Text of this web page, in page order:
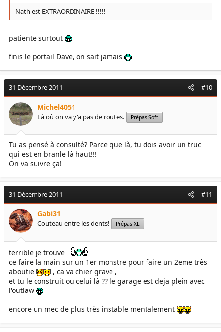
Nath est EXTRAORDINAIRE !!!!!
patiente surtout
finis le portail Dave, on sait jamais
31 Décembre 2011 #10
Michel4051
Là où on va y'a pas de routes. Prépas Soft
Tu as pensé à consulté? Parce que là, tu dois avoir un truc
qui est en branle là haut!!!
On va suivre ça!
31 Décembre 2011 #11
Gabi31
Couteau entre les dents! Prépas XL
terrible je trouve
ce faire la main sur un 1er monstre pour faire un 2eme très
aboutie
, ca va chier grave ,
et tu le construit ou celui là ?? le garage est deja plein avec
l'outlaw
encore un mec de plus très instable mentalement